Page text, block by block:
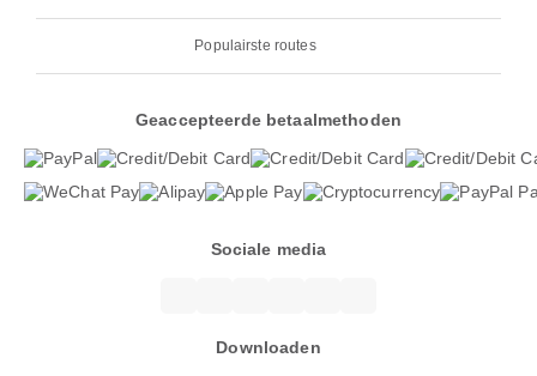
Populairste routes
Geaccepteerde betaalmethoden
Sociale media
Downloaden